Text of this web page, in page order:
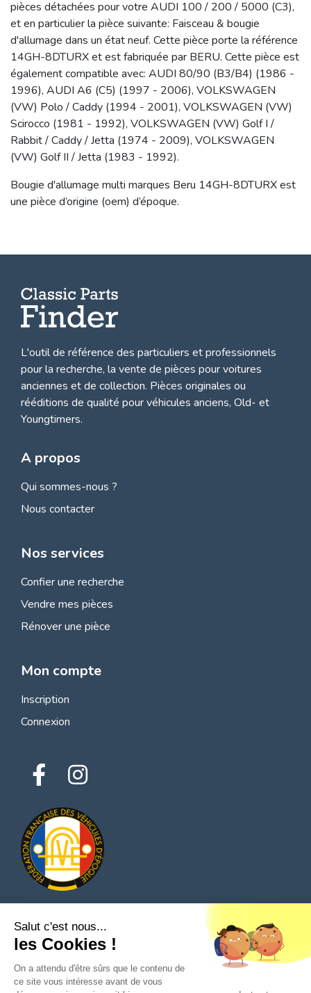
pièces détachées pour votre AUDI 100 / 200 / 5000 (C3),
et en particulier la pièce suivante: Faisceau & bougie
d'allumage dans un état neuf. Cette pièce porte la référence
14GH-8DTURX et est fabriquée par BERU. Cette pièce est
également compatible avec: AUDI 80/90 (B3/B4) (1986 -
1996), AUDI A6 (C5) (1997 - 2006), VOLKSWAGEN
(VW) Polo / Caddy (1994 - 2001), VOLKSWAGEN (VW)
Scirocco (1981 - 1992), VOLKSWAGEN (VW) Golf I /
Rabbit / Caddy / Jetta (1974 - 2009), VOLKSWAGEN
(VW) Golf II / Jetta (1983 - 1992).
Bougie d'allumage multi marques Beru 14GH-8DTURX est
une pièce d’origine (oem) d’époque.
L'outil de référence des particuliers et professionnels
pour la recherche, la vente de pièces pour voitures
anciennes et de collection. Pièces originales ou
rééditions de qualité pour véhicules anciens, Old- et
Youngtimers.
A propos
Qui sommes-nous ?
Nous contacter
Nos services
Confier une recherche
Vendre mes pièces
Rénover une pièce
Mon compte
Inscription
Connexion
© 2026 Tous droits réservés - Classic Parts Finder
Politique de confidentialités
Conditions générales d'utilisation
Mentions légales
Salut c'est nous...
les Cookies !
On a attendu d'être sûrs que le contenu de
ce site vous intéresse avant de vous